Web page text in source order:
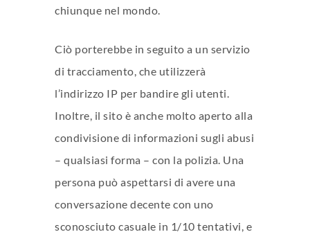
chiunque nel mondo.
Ciò porterebbe in seguito a un servizio
di tracciamento, che utilizzerà
l’indirizzo IP per bandire gli utenti.
Inoltre, il sito è anche molto aperto alla
condivisione di informazioni sugli abusi
– qualsiasi forma – con la polizia. Una
persona può aspettarsi di avere una
conversazione decente con uno
sconosciuto casuale in 1/10 tentativi, e